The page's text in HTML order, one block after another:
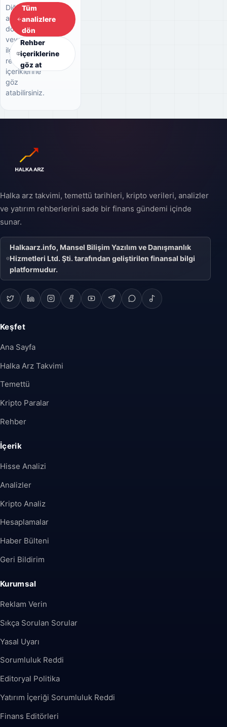
Diğer
analizlere
dönebilir
veya
ilgili
rehber
içeriklerine
göz
atabilirsiniz.
Tüm
analizlere
dön
Rehber
içeriklerine
göz at
Halka arz takvimi, temettü tarihleri, kripto verileri, analizler
ve yatırım rehberlerini sade bir finans gündemi içinde
sunar.
Halkaarz.info, Mansel Bilişim Yazılım ve Danışmanlık
Hizmetleri Ltd. Şti. tarafından geliştirilen finansal bilgi
platformudur.
Keşfet
Ana Sayfa
Halka Arz Takvimi
Temettü
Kripto Paralar
Rehber
İçerik
Hisse Analizi
Analizler
Kripto Analiz
Hesaplamalar
Haber Bülteni
Geri Bildirim
Kurumsal
Reklam Verin
Sıkça Sorulan Sorular
Yasal Uyarı
Sorumluluk Reddi
Editoryal Politika
Yatırım İçeriği Sorumluluk Reddi
Finans Editörleri